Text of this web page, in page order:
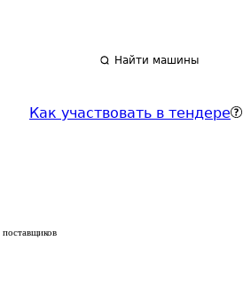
Найти машины
Как участвовать в тендере
поставщиков